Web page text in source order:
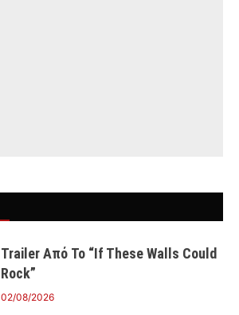
Trailer Από Το “If These Walls Could
Rock”
02/08/2026